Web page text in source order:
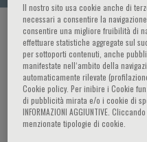
HOME PAGE / CURSOS Y
Luciano De Carlis
Il nostro sito usa cookie anche di
necessari a consentire la
consentire una migliore fruibilità di
effettuare statistiche aggregate sul
per sottoporti contenuti, anche
manifestate nell‘ambito della
automaticamente rilevate
Cookie policy. Per inibire i Cookie
di pubblicità mirata e/o i cookie di
INFORMAZIONI AGGIUNTIVE.
menzionate tipologie di cookie.